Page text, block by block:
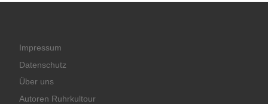
Impressum
Datenschutz
Über uns
Autoren Ruhrkultour